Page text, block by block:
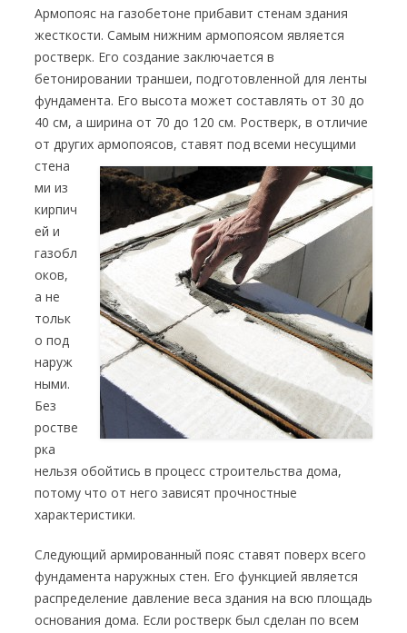
Армопояс на газобетоне прибавит стенам здания
жесткости. Самым нижним армопоясом является
ростверк. Его создание заключается в
бетонировании траншеи, подготовленной для ленты
фундамента. Его высота может составлять от 30 до
40 см, а ширина от 70 до 120 см. Ростверк, в отличие
от других армопоясов, ставят под всеми несущими
стена
ми из
кирпич
ей и
газобл
оков,
а не
тольк
о под
наруж
ными.
Без
ростве
рка
нельзя обойтись в процесс строительства дома,
потому что от него зависят прочностные
характеристики.
Следующий армированный пояс ставят поверх всего
фундамента наружных стен. Его функцией является
распределение давление веса здания на всю площадь
основания дома. Если ростверк был сделан по всем